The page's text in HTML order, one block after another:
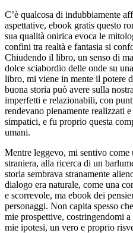
C’è qualcosa di indubbiamente
aspettative, ebook gratis questo
sua qualità onirica evoca le
confini tra realtà e fantasia si
Chiudendo il libro, un senso di
dolce sciabordio delle onde su
libro, mi viene in mente il potere
buona storia può avere sulla
imperfetti e relazionabili, con
rendevano pienamente realizzati
simpatici, e fu proprio questa
umani.
Mentre leggevo, mi sentivo come
straniera, alla ricerca di un
storia sembrava stranamente
dialogo era naturale, come una
e scorrevole, ma ebook dei
personaggi. Non capita spesso
mie prospettive, costringendomi
mie ipotesi, un vero e proprio